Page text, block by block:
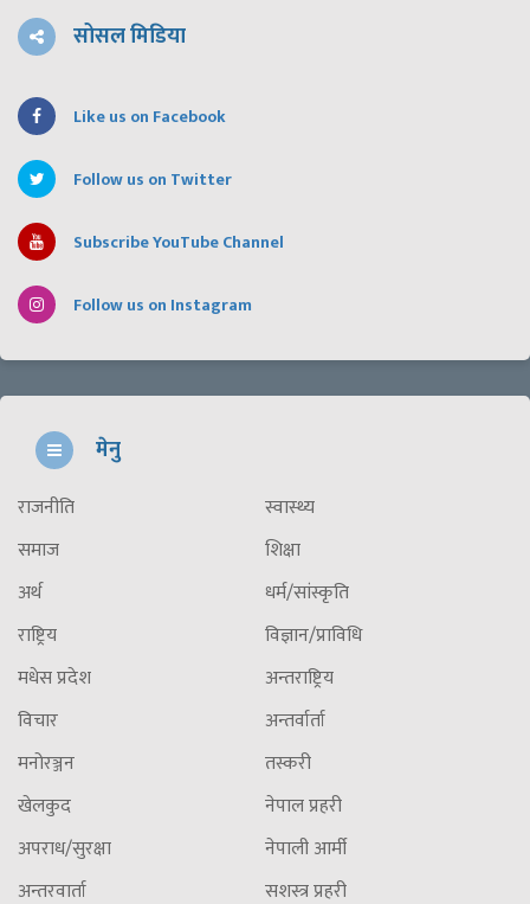
सोसल मिडिया
Like us on Facebook
Follow us on Twitter
Subscribe YouTube Channel
Follow us on Instagram
मेनु
राजनीति
समाज
अर्थ
राष्ट्रिय
मधेस प्रदेश
विचार
मनोरञ्जन
खेलकुद
अपराध/सुरक्षा
अन्तरवार्ता
स्वास्थ्य
शिक्षा
धर्म/सांस्कृति
विज्ञान/प्राविधि
अन्तराष्ट्रिय
अन्तर्वार्ता
तस्करी
नेपाल प्रहरी
नेपाली आर्मी
सशस्त्र प्रहरी